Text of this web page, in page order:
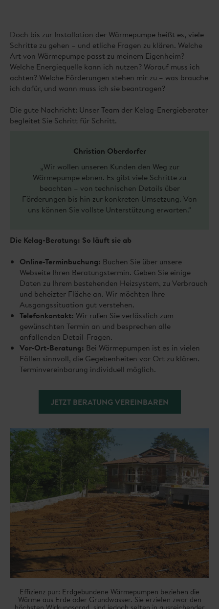
Doch bis zur Installation der Wärmepumpe heißt es, viele
Schritte zu gehen – und etliche Fragen zu klären. Welche
Art von Wärmepumpe passt zu meinem Eigenheim?
Welche Energiequelle kann ich nutzen? Worauf muss ich
achten? Welche Förderungen stehen mir zu – was brauche
ich dafür, und wann muss ich sie beantragen?
Die gute Nachricht: Unser Team der Kelag-Energieberater
begleitet Sie Schritt für Schritt.
Christian Oberdorfer
„Wir wollen unseren Kunden den Weg zur
Wärmepumpe ebnen. Es gibt viele Schritte zu
beachten – von technischen Details über
Förderungen bis hin zur konkreten Umsetzung. Von
uns können Sie vollste Unterstützung erwarten.“
Die Kelag-Beratung: So läuft sie ab
Online-Terminbuchung: Buchen Sie über unsere
Webseite Ihren Beratungstermin. Geben Sie einige
Daten zu Ihrem bestehenden Heizsystem, zu Verbrauch
und beheizter Fläche an. Wir möchten Ihre
Ausgangssituation gut verstehen.
Telefonkontakt: Wir rufen Sie verlässlich zum
gewünschten Termin an und besprechen alle
anfallenden Detail-Fragen.
Vor-Ort-Beratung: Bei Wärmepumpen ist es in vielen
Fällen sinnvoll, die Gegebenheiten vor Ort zu klären.
Terminvereinbarung individuell möglich.
JETZT BERATUNG VEREINBAREN
Effizienz pur: Erdgebundene Wärmepumpen beziehen die
Wärme aus Erde oder Grundwasser. Sie erzielen zwar den